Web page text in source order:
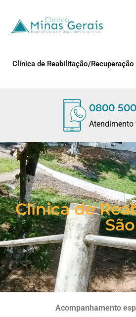
Clínica de Reabilitação/
0800
Atendimento
Clínica de
Acompanhamento